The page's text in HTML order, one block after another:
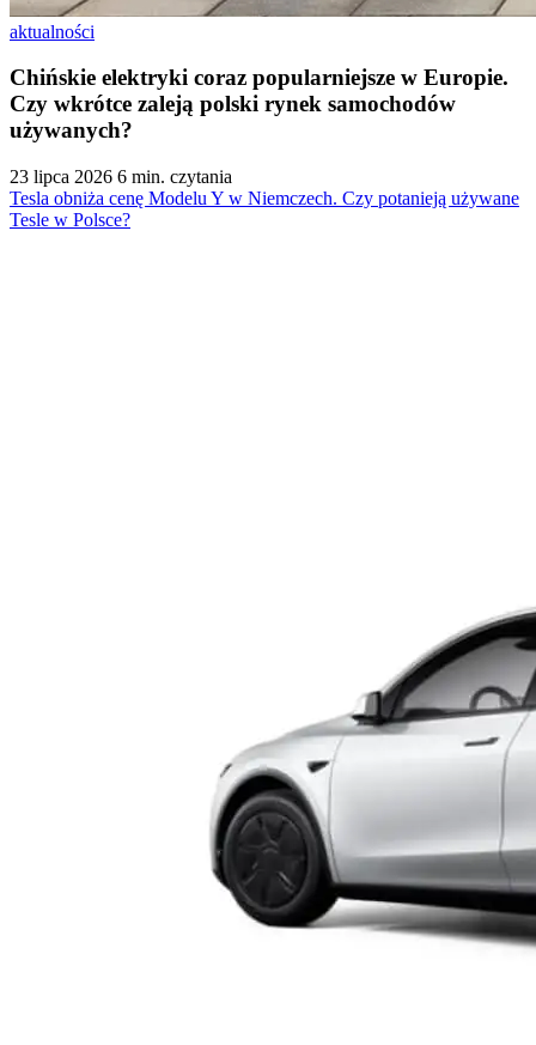
aktualności
Chińskie elektryki coraz popularniejsze w Europie.
Czy wkrótce zaleją polski rynek samochodów
używanych?
23 lipca 2026 6 min. czytania
Tesla obniża cenę Modelu Y w Niemczech. Czy potanieją używane
Tesle w Polsce?